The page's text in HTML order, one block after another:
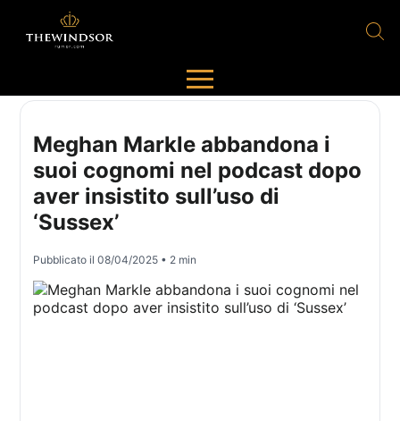
Meghan Markle abbandona i
suoi cognomi nel podcast dopo
aver insistito sull’uso di
‘Sussex’
Pubblicato il08/04/2025 • 2 min